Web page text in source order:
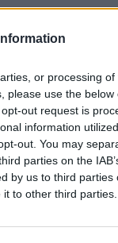
or processing
please use the
out request is
information
out. You may
parties on the
by us to third parties
to other third parties.
\ ΠΑΤΡΑ \
την αναζήτηση